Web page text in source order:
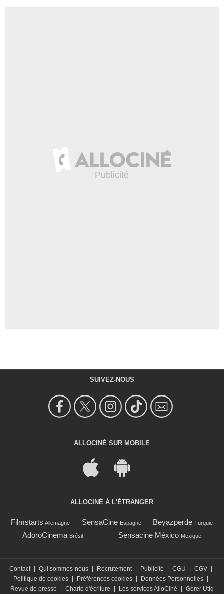
SUIVEZ-NOUS
ALLOCINÉ SUR MOBILE
ALLOCINÉ À L'ÉTRANGER
Filmstarts Allemagne SensaCine Espagne Beyazperde Turquie
AdoroCinema Brésil Sensacine México Mexique
Contact Qui sommes-nous Recrutement Publicité CGU CGV
Politique de cookies
Préférences cookies Données Personnelles
Revue de presse
Charte d'écriture Les services AlloCiné Gérer Utiq